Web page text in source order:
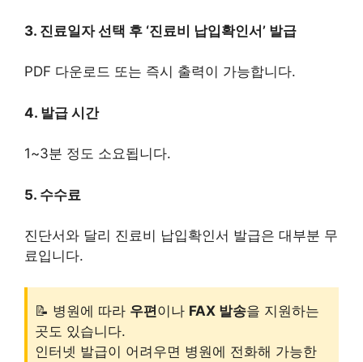
3. 진료일자 선택 후 ‘진료비 납입확인서’ 발급
PDF 다운로드 또는 즉시 출력이 가능합니다.
4. 발급 시간
1~3분 정도 소요됩니다.
5. 수수료
진단서와 달리 진료비 납입확인서 발급은 대부분 무
료입니다.
📝 병원에 따라 우편이나 FAX 발송을 지원하는
곳도 있습니다.
인터넷 발급이 어려우면 병원에 전화해 가능한